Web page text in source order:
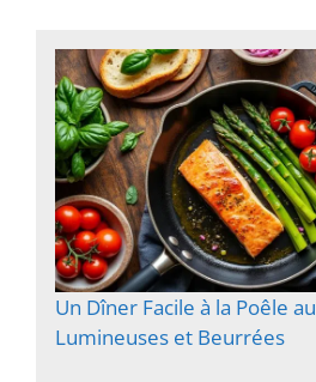
Un Dîner Facile à la Poêle
Lumineuses et Beurrées